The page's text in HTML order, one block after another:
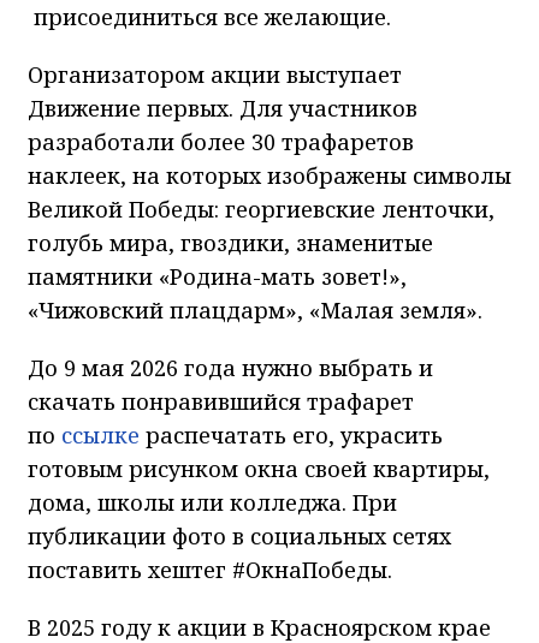
присоединиться все желающие.
Организатором акции выступает
Движение первых. Для участников
разработали более 30 трафаретов
наклеек, на которых изображены символы
Великой Победы: георгиевские ленточки,
голубь мира, гвоздики, знаменитые
памятники «Родина-мать зовет!»,
«Чижовский плацдарм», «Малая земля».
До 9 мая 2026 года нужно выбрать и
скачать понравившийся трафарет
по ссылке распечатать его, украсить
готовым рисунком окна своей квартиры,
дома, школы или колледжа. При
публикации фото в социальных сетях
поставить хештег #ОкнаПобеды.
В 2025 году к акции в Красноярском крае